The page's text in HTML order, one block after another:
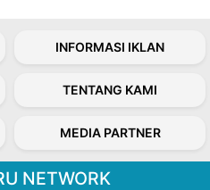
INFORMASI IKLAN
TENTANG KAMI
MEDIA PARTNER
NETWORK